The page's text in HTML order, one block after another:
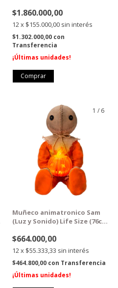
$1.860.000,00
12x $155.000,00 sin interés
$1.302.000,00 con
Transferencia
¡Últimas unidades!
1 / 6
Muñeco animatronico Sam
(Luz y Sonido) Life Size (76cm
$664.000,00
12x $55.333,33 sin interés
$464.800,00 con Transferencia
¡Últimas unidades!